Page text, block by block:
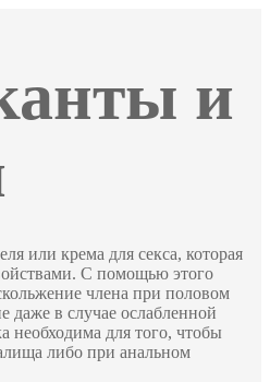
и
или крема для секса, которая
С помощью этого
члена при половом
даже в случае ослабленной
необходима для того, чтобы
либо при анальном